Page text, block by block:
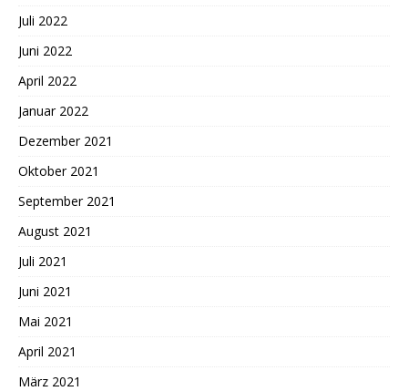
Juli 2022
Juni 2022
April 2022
Januar 2022
Dezember 2021
Oktober 2021
September 2021
August 2021
Juli 2021
Juni 2021
Mai 2021
April 2021
März 2021